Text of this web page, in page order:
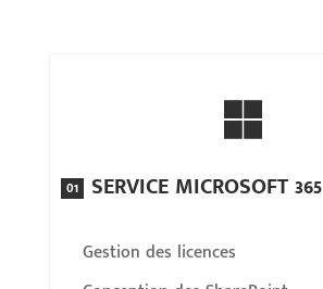

01 SERVICE MICROSOFT 365
Gestion des licences